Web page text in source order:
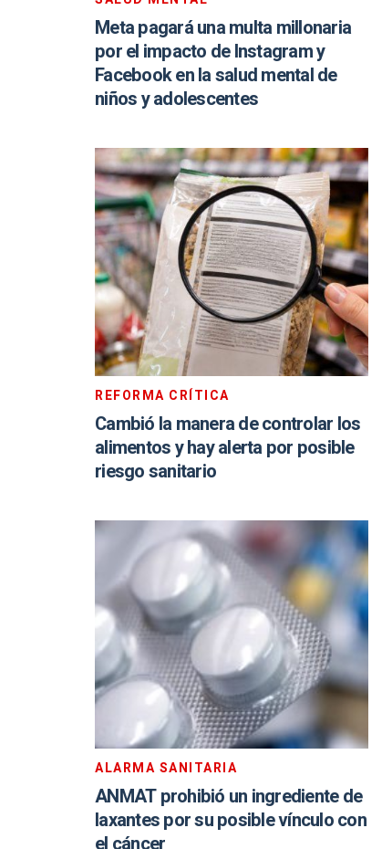
Meta pagará una multa millonaria
por el impacto de Instagram y
Facebook en la salud mental de
niños y adolescentes
REFORMA CRÍTICA
Cambió la manera de controlar los
alimentos y hay alerta por posible
riesgo sanitario
ALARMA SANITARIA
ANMAT prohibió un ingrediente de
laxantes por su posible vínculo con